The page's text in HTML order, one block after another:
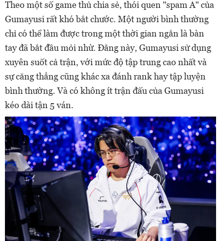
Theo một số game thủ chia sẻ, thói quen "spam A" của
Gumayusi rất khó bắt chước. Một người bình thường
chỉ có thể làm được trong một thời gian ngắn là bàn
tay đã bắt đầu mỏi nhừ. Đằng này, Gumayusi sử dụng
xuyên suốt cả trận, với mức độ tập trung cao nhất và
sự căng thẳng cũng khác xa đánh rank hay tập luyện
bình thường. Và có không ít trận đấu của Gumayusi
kéo dài tận 5 ván.